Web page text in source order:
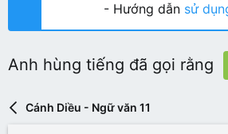
- Hướng dẫn sử
Anh hùng tiếng đã gọi rằng
Cánh Diều - Ngữ văn 11